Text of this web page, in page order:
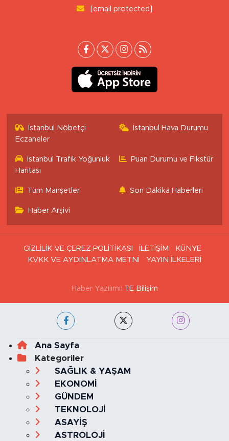
[email protected]
İstanbul Nöbetçi
Eczaneler
İstanbul Hava Durumu
İstanbul Trafik Yoğunluk
Haritası
Puan Durumu ve Fikstür
Tüm Manşetler Son Dakika Haberleri
Haber Arşivi
GİZLİLİK VE ÇEREZ POLİTİKASI İLETİŞİM
KÜNYE
KVKK VE AYDINLATMA METNİ
YAYIN İLKELERİ
Haber Yazılımı: TE Bilişim
Ana Sayfa
Kategoriler
SAĞLIK & YAŞAM
EKONOMİ
GÜNDEM
TEKNOLOJİ
ASAYİŞ
ASTROLOJİ